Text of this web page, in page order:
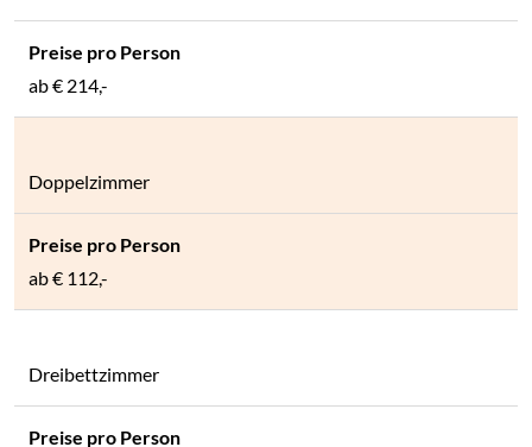
ab€ 214,-
Doppelzimmer
ab€ 112,-
Dreibettzimmer